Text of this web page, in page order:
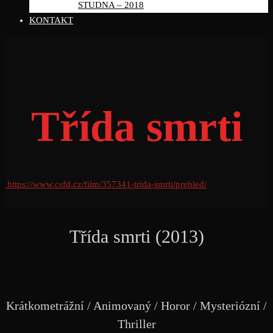
STUDNA – 2018
KONTAKT
Třída smrti
https://www.csfd.cz/film/357341-trida-smrti/prehled/
Třída smrti (2013)
Krátkometrážní / Animovaný / Horor / Mysteriózní /
Thriller